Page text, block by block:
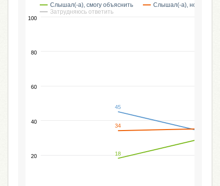
45
34
18
Слышал(-а), смогу объяснить
Слышал(-а), но
Затрудняюсь ответить
20
40
60
80
100